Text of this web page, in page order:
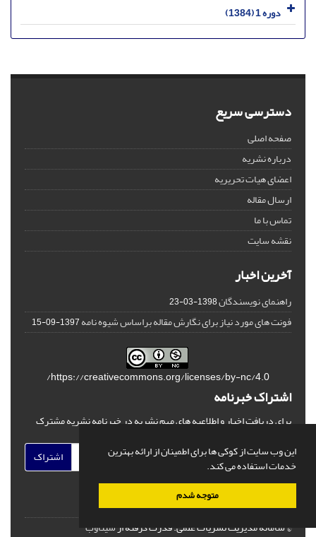
این وب سایت از کوکی ها برای اطمینان از ارائه بهترین
خدمات استفاده می کند.
متوجه شدم
دوره 1 (1384)
دسترسی سریع
صفحه اصلی
درباره نشریه
اعضای هیات تحریریه
ارسال مقاله
تماس با ما
نقشه سایت
آخرین اخبار
راهنمای نویسندگان1398-03-23
فونت های مورد نیاز برای نگارش مقاله براساس شیوه نامه1397-09-15
https://creativecommons.org/licenses/by-nc/4.0/
اشتراک خبرنامه
برای دریافت اخبار و اطلاعیه های مهم نشریه در خبرنامه نشریه مشترک
اشتراک
© سامانه مدیریت نشریات علمی.قدرت گرفته ازسیناوب